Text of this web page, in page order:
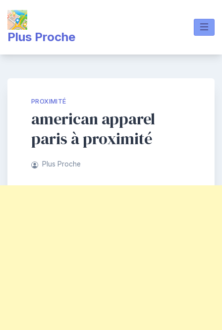
content
Plus Proche
PROXIMITÉ
american apparel
paris à proximité
Plus Proche